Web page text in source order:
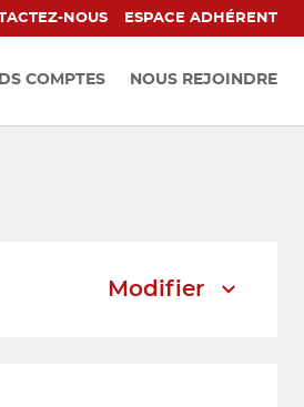
NOUS ESPACE ADHÉRENT
COMPTES NOUS REJOINDRE
Modifier